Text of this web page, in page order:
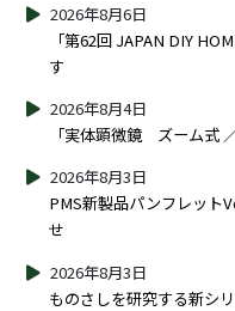
「第62回 JAPAN DIY
す
2026年8月6日
「実体顕微鏡 ズーム式
2026年8月4日
PMS新製品パンフレット
せ
2026年8月3日
ものさしを研究する新シ
2026年8月3日